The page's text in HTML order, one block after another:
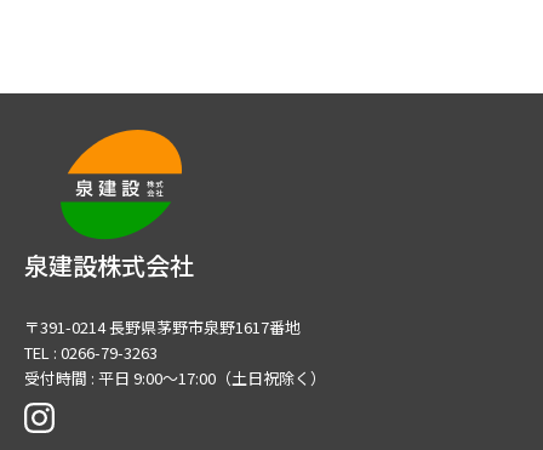
泉建設株式会社
〒391-0214 長野県茅野市泉野1617番地
TEL : 0266-79-3263
受付時間 : 平日 9:00～17:00（土日祝除く）